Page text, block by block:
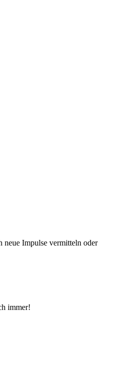
neue Im­pul­se vermitteln oder
immer!